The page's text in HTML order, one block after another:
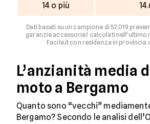
14 o più
Dati basati su un campione di 52.019
garanzie accessorie) calcolati nell'ultimo
Facile.it con residenza in provincia
L’anzianità media
moto a Bergamo
Quanto sono “vecchi”
Bergamo? Secondo le analisi